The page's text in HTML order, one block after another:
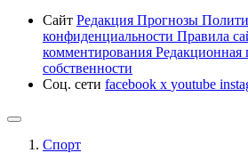
Сайт Редакция Прогнозы
конфиденциальности Правила
комментирования Редакционная
собственности
Соц. сети facebook x youtube
Спорт